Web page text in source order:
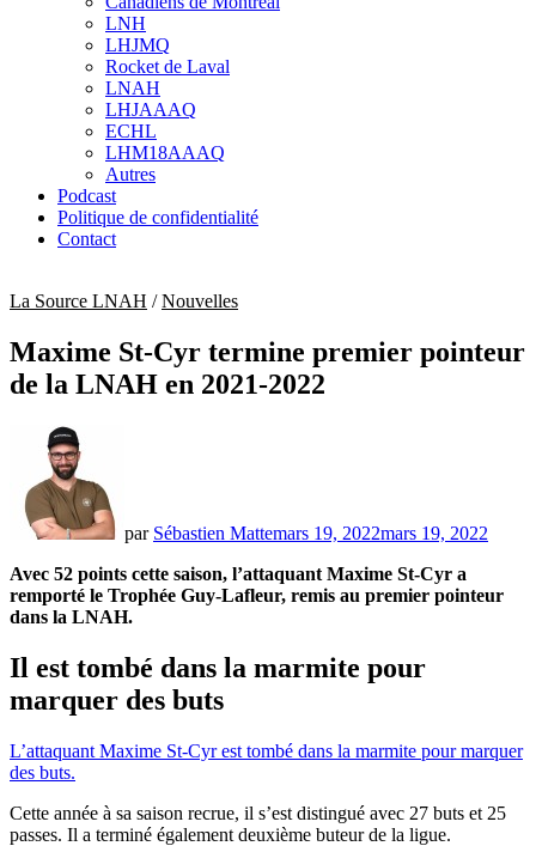
sub
menu
LNH
LHJMQ
Rocket de Laval
LNAH
LHJAAAQ
ECHL
LHM18AAAQ
Autres
Podcast
Politique de confidentialité
Contact
La Source LNAH /Nouvelles
Maxime St-Cyr termine premier pointeur
de la LNAH en 2021-2022
par Sébastien Mattemars 19, 2022mars 19, 2022
Avec 52 points cette saison, l’attaquant Maxime St-Cyr a
remporté le Trophée Guy-Lafleur, remis au premier pointeur
dans la LNAH.
Il est tombé dans la marmite pour
marquer des buts
L’attaquant Maxime St-Cyr est tombé dans la marmite pour marquer
des buts.
Cette année à sa saison recrue, il s’est distingué avec 27 buts et 25
passes. Il a terminé également deuxième buteur de la ligue.